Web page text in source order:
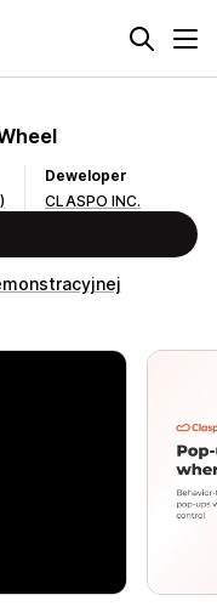
Deweloper
CLASPO INC.